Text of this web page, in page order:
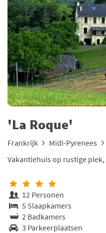
'La Roque'
Frankrijk Midi-Pyrenees
Vakantiehuis op rustige
12 Personen
5 Slaapkamers
2 Badkamers
3 Parkeerplaatsen